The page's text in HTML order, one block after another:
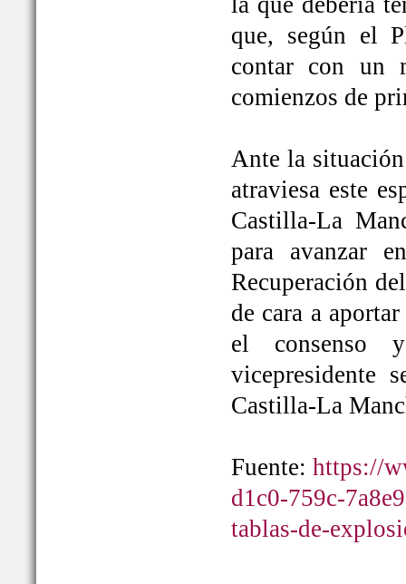
que, según el
contar con un
comienzos de
Ante la
atraviesa este
Castilla-La
para avanzar
Recuperación
de cara a
el consenso
vicepresidente
Castilla-La
Fuente: https://
d1c0-759c-
tablas-de-